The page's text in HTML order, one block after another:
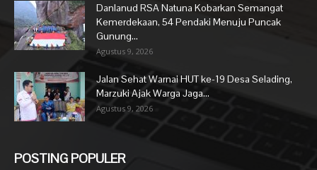
Danlanud RSA Natuna Kobarkan Semangat
Kemerdekaan, 54 Pendaki Menuju Puncak
Gunung...
Agustus 9, 2026
Jalan Sehat Warnai HUT ke-19 Desa Selading,
Marzuki Ajak Warga Jaga...
Agustus 9, 2026
POSTING POPULER